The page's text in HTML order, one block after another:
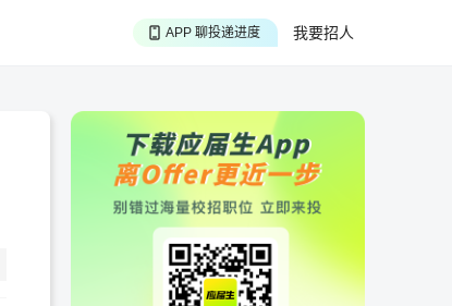
我要招人
APP 聊投递进度